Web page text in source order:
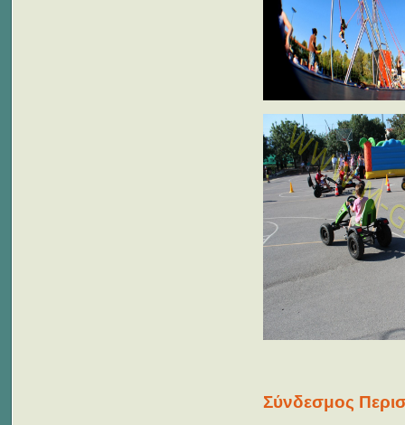
Σύνδεσμος